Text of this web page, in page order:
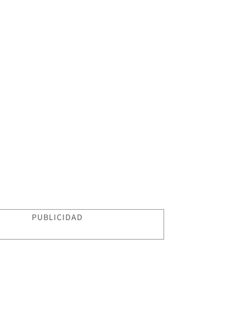
PUBLICIDAD